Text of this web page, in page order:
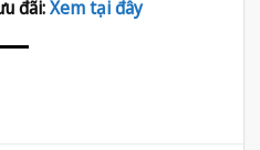
đãi:Xem tại đây